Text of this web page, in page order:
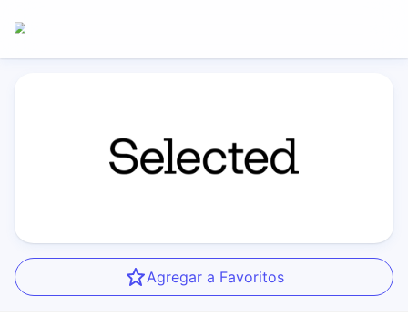
Agregar a Favoritos